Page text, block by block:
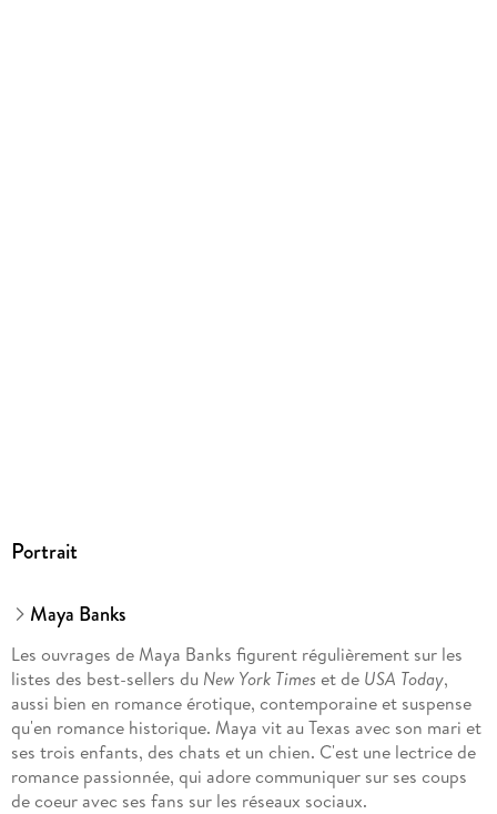
Portrait
Maya Banks
Les ouvrages de Maya Banks figurent régulièrement sur les
listes des best-sellers duNew York Times et de USA Today,
aussi bien en romance érotique, contemporaine et suspense
qu'en romance historique. Maya vit au Texas avec son mari et
ses trois enfants, des chats et un chien. C'est une lectrice de
romance passionnée, qui adore communiquer sur ses coups
de coeur avec ses fans sur les réseaux sociaux.